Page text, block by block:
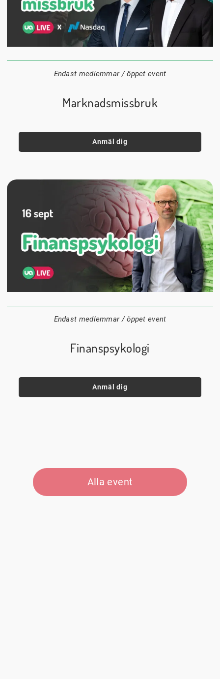
1 september
18:00
Digitalt
Endast medlemmar / öppet event
Marknadsmissbruk
Anmäl dig
18:00
Digitalt
Endast medlemmar / öppet event
Finanspsykologi
Anmäl dig
Alla event